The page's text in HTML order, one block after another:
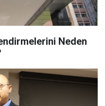
Neden